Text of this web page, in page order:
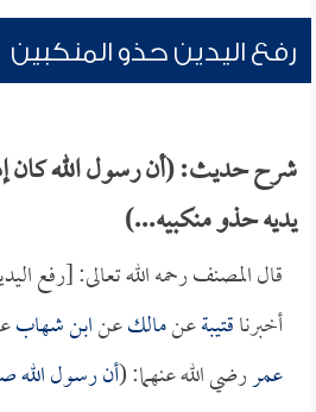
رفع اليدين حذو المنكبين
شرح حديث: (أن رسول الله كان
يديه حذو منكبيه...)
قال المصنف رحمه الله تعالى: [رفع
أخبرناقتيبةعنمالكعنابن شهاب
عمررضي الله عنهما: (أن رسول الله